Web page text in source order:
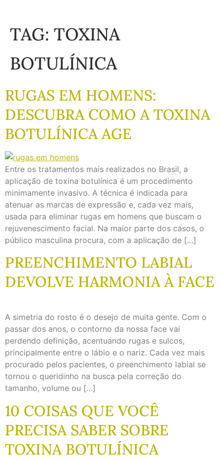
TAG: TOXINA
BOTULÍNICA
RUGAS EM HOMENS:
DESCUBRA COMO A TOXINA
BOTULÍNICA AGE
Entre os tratamentos mais realizados no Brasil, a
aplicação de toxina botulínica é um procedimento
minimamente invasivo. A técnica é indicada para
atenuar as marcas de expressão e, cada vez mais,
usada para eliminar rugas em homens que buscam o
rejuvenescimento facial. Na maior parte dos casos, o
público masculina procura, com a aplicação de […]
PREENCHIMENTO LABIAL
DEVOLVE HARMONIA À FACE
A simetria do rosto é o desejo de muita gente. Com o
passar dos anos, o contorno da nossa face vai
perdendo definição, acentuando rugas e sulcos,
principalmente entre o lábio e o nariz. Cada vez mais
procurado pelos pacientes, o preenchimento labial se
tornou o queridinho na busca pela correção do
tamanho, volume ou […]
10 COISAS QUE VOCÊ
PRECISA SABER SOBRE
TOXINA BOTULÍNICA